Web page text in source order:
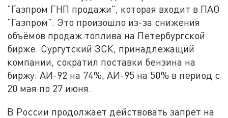
"Газпром ГНП продажи", которая входит в ПАО
"Газпром". Это произошло из-за снижения
объёмов продаж топлива на Петербургской
бирже. Сургутский ЗСК, принадлежащий
компании, сократил поставки бензина на
биржу: АИ-92 на 74%, АИ-95 на 50% в период с
20 мая по 27 июня.
В России продолжает действовать запрет на